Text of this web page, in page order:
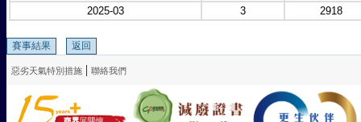
2025-03
3 2918